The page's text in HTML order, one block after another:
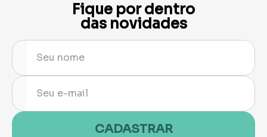
Fique por dentro
das novidades
CADASTRAR